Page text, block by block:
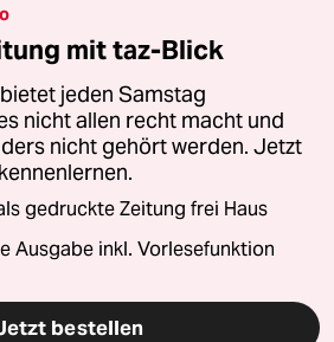
mit taz-Blick
jeden Samstag
nicht allen recht macht und
nicht gehört werden. Jetzt
gedruckte Zeitung frei Haus
Ausgabe inkl. Vorlesefunktion
bestellen